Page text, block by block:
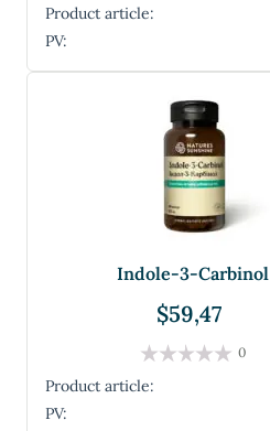
Product article:
PV:
Indole-3-Carbinol
$59,47
0
Product article:
PV: